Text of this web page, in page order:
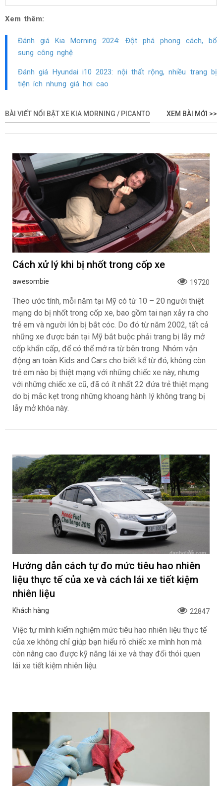
Xem thêm:
Đánh giá Kia Morning 2024: Đột phá phong cách, bổ
sung công nghệ
Đánh giá Hyundai i10 2023: nội thất rộng, nhiều trang bị
tiện ích nhưng giá hơi cao
BÀI VIẾT NỔI BẬT XE KIA MORNING / PICANTO XEM BÀI MỚI >>
Cách xử lý khi bị nhốt trong cốp xe
awesombie 19720
Theo ước tính, mỗi năm tại Mỹ có từ 10 – 20 người thiệt
mạng do bị nhốt trong cốp xe, bao gồm tai nạn xảy ra cho
trẻ em và người lớn bị bắt cóc. Do đó từ năm 2002, tất cả
những xe được bán tại Mỹ bắt buộc phải trang bị lẫy mở
cốp khẩn cấp, để có thể mở ra từ bên trong. Nhóm vận
động an toàn Kids and Cars cho biết kể từ đó, không còn
trẻ em nào bị thiệt mạng với những chiếc xe này, nhưng
với những chiếc xe cũ, đã có ít nhất 22 đứa trẻ thiệt mạng
do bị mắc kẹt trong những khoang hành lý không trang bị
lẫy mở khóa này.
Hướng dẫn cách tự đo mức tiêu hao nhiên
liệu thực tế của xe và cách lái xe tiết kiệm
nhiên liệu
Khách hàng 22847
Việc tự mình kiểm nghiệm mức tiêu hao nhiên liệu thực tế
của xe không chỉ giúp bạn hiểu rõ chiếc xe mình hơn mà
còn nâng cao được kỹ năng lái xe và thay đổi thói quen
lái xe tiết kiệm nhiên liệu.